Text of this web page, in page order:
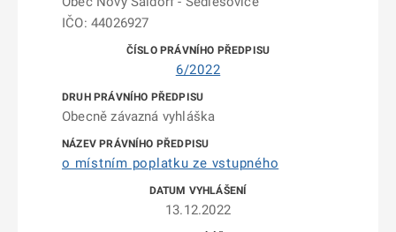
IČO: 44026927
6/2022
Obecně závazná vyhláška
o místním poplatku ze vstupného
13.12.2022